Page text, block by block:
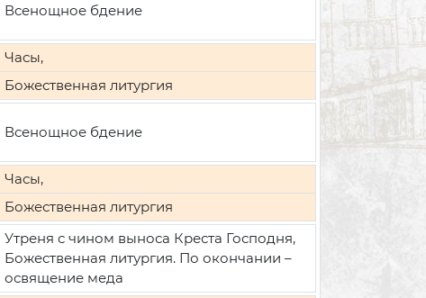
Всенощное бдение
Часы,
Божественная литургия
Всенощное бдение
Часы,
Божественная литургия
Утреня с чином выноса Креста Господня,
Божественная литургия. По окончании –
освящение меда